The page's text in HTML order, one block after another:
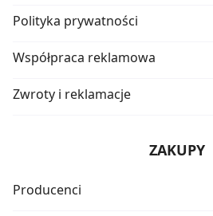
Polityka prywatności
Współpraca reklamowa
Zwroty i reklamacje
ZAKUPY
Producenci